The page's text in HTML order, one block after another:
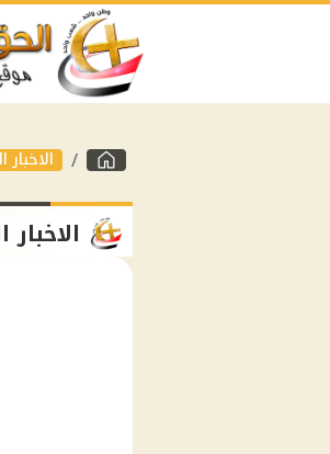
الاخبار
الاخبار